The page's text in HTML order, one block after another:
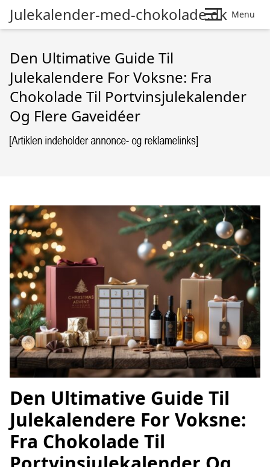
Julekalender-med-chokolade.dk Menu
Den Ultimative Guide Til
Julekalendere For Voksne: Fra
Chokolade Til Portvinsjulekalender
Og Flere Gaveidéer
Den Ultimative Guide Til
Julekalendere For Voksne:
Fra Chokolade Til